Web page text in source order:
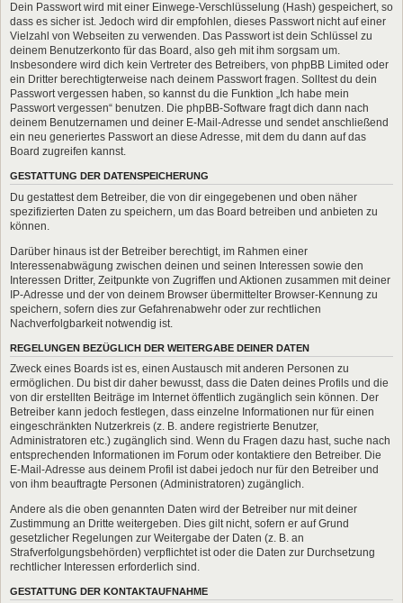
Dein Passwort wird mit einer Einwege-Verschlüsselung (Hash) gespeichert, so
dass es sicher ist. Jedoch wird dir empfohlen, dieses Passwort nicht auf einer
Vielzahl von Webseiten zu verwenden. Das Passwort ist dein Schlüssel zu
deinem Benutzerkonto für das Board, also geh mit ihm sorgsam um.
Insbesondere wird dich kein Vertreter des Betreibers, von phpBB Limited oder
ein Dritter berechtigterweise nach deinem Passwort fragen. Solltest du dein
Passwort vergessen haben, so kannst du die Funktion „Ich habe mein
Passwort vergessen“ benutzen. Die phpBB-Software fragt dich dann nach
deinem Benutzernamen und deiner E-Mail-Adresse und sendet anschließend
ein neu generiertes Passwort an diese Adresse, mit dem du dann auf das
Board zugreifen kannst.
GESTATTUNG DER DATENSPEICHERUNG
Du gestattest dem Betreiber, die von dir eingegebenen und oben näher
spezifizierten Daten zu speichern, um das Board betreiben und anbieten zu
können.
Darüber hinaus ist der Betreiber berechtigt, im Rahmen einer
Interessenabwägung zwischen deinen und seinen Interessen sowie den
Interessen Dritter, Zeitpunkte von Zugriffen und Aktionen zusammen mit deiner
IP-Adresse und der von deinem Browser übermittelter Browser-Kennung zu
speichern, sofern dies zur Gefahrenabwehr oder zur rechtlichen
Nachverfolgbarkeit notwendig ist.
REGELUNGEN BEZÜGLICH DER WEITERGABE DEINER DATEN
Zweck eines Boards ist es, einen Austausch mit anderen Personen zu
ermöglichen. Du bist dir daher bewusst, dass die Daten deines Profils und die
von dir erstellten Beiträge im Internet öffentlich zugänglich sein können. Der
Betreiber kann jedoch festlegen, dass einzelne Informationen nur für einen
eingeschränkten Nutzerkreis (z. B. andere registrierte Benutzer,
Administratoren etc.) zugänglich sind. Wenn du Fragen dazu hast, suche nach
entsprechenden Informationen im Forum oder kontaktiere den Betreiber. Die
E-Mail-Adresse aus deinem Profil ist dabei jedoch nur für den Betreiber und
von ihm beauftragte Personen (Administratoren) zugänglich.
Andere als die oben genannten Daten wird der Betreiber nur mit deiner
Zustimmung an Dritte weitergeben. Dies gilt nicht, sofern er auf Grund
gesetzlicher Regelungen zur Weitergabe der Daten (z. B. an
Strafverfolgungsbehörden) verpflichtet ist oder die Daten zur Durchsetzung
rechtlicher Interessen erforderlich sind.
GESTATTUNG DER KONTAKTAUFNAHME